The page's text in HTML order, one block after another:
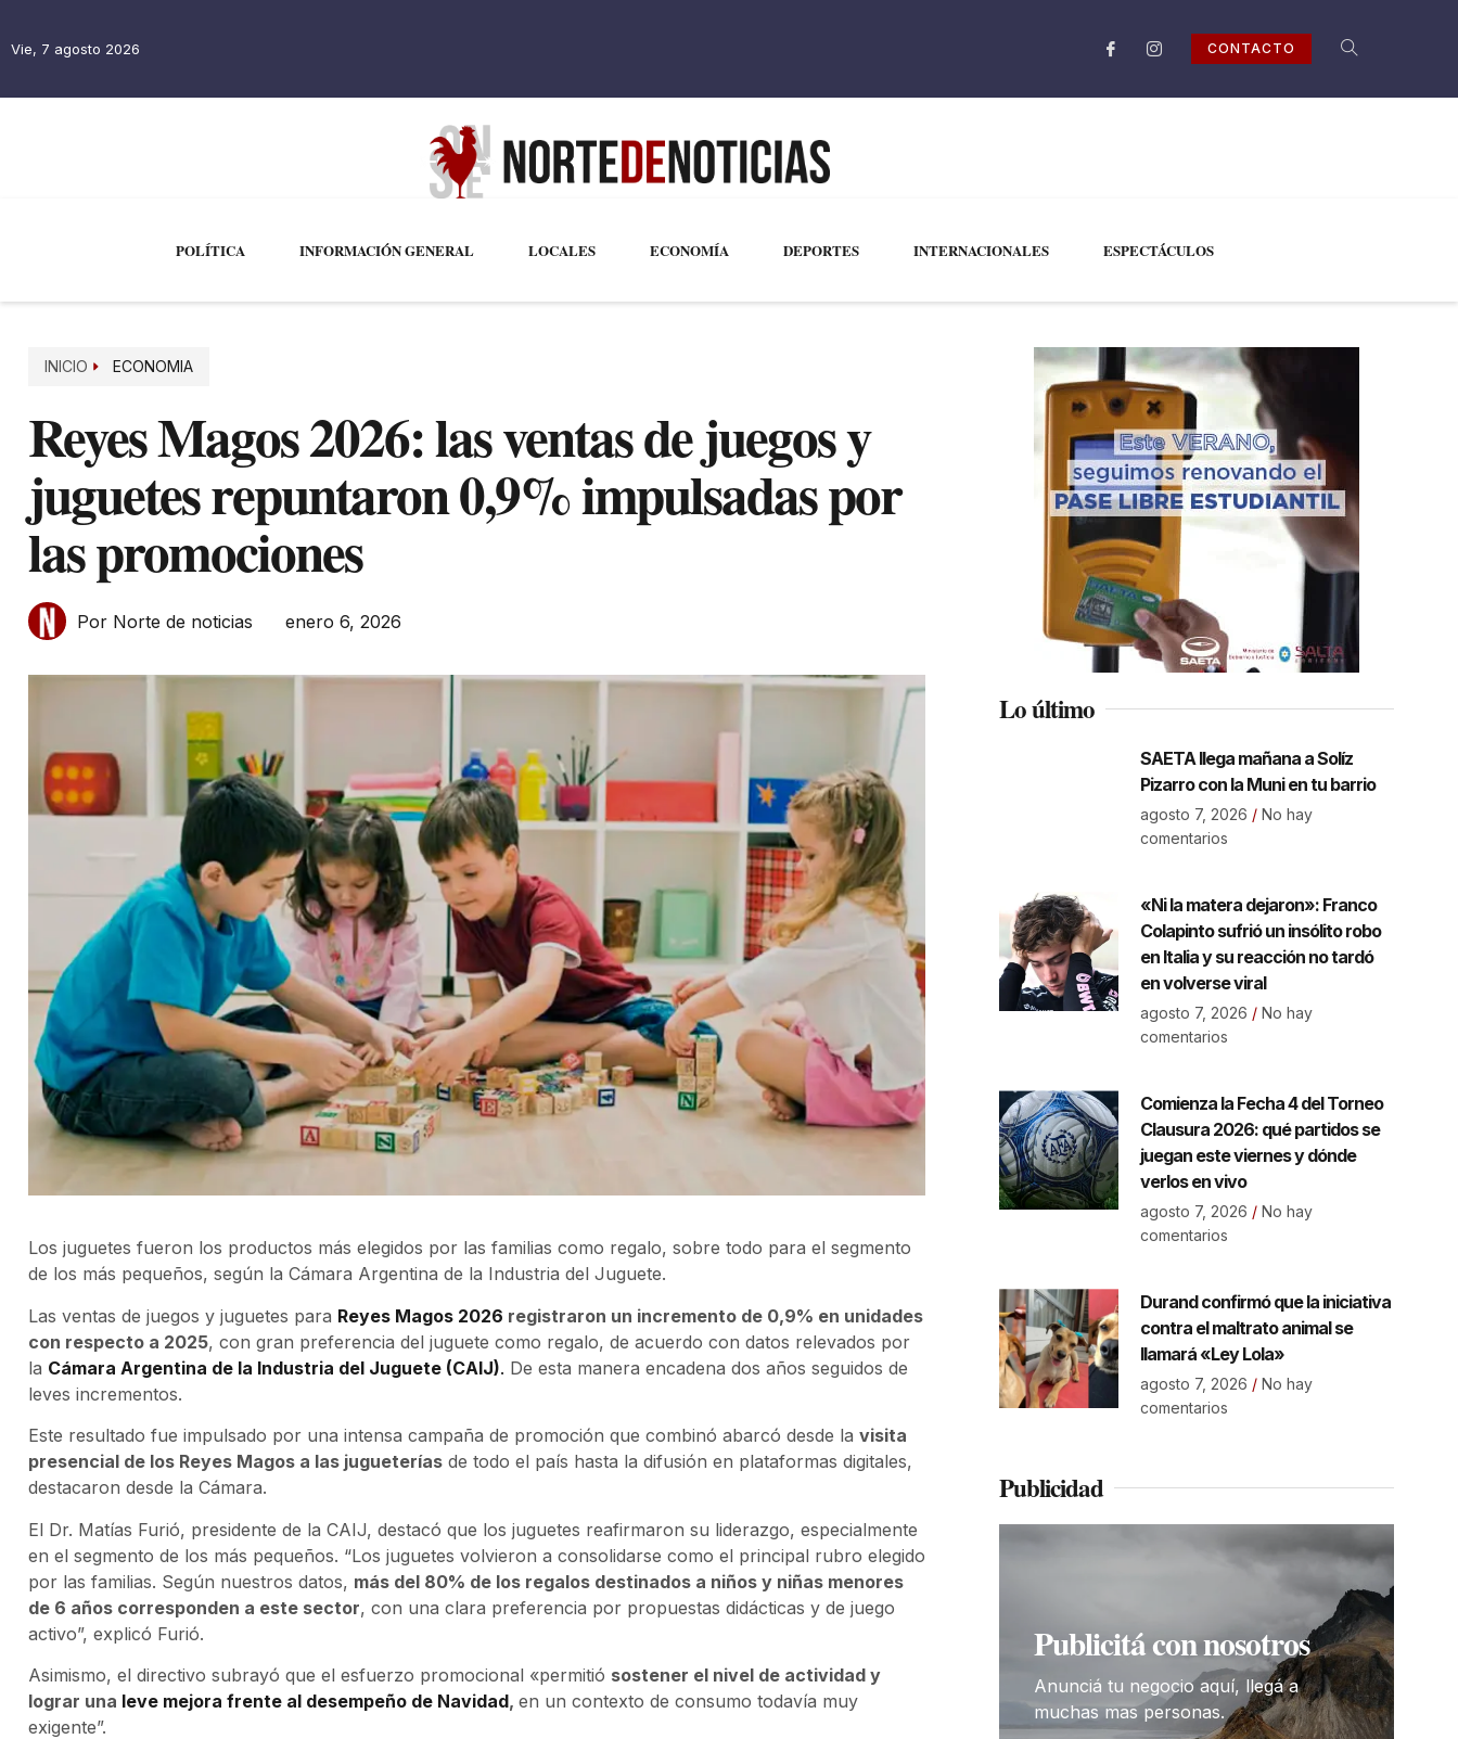
Vie, 7 agosto 2026 CONTACTO
POLÍTICA INFORMACIÓN GENERAL LOCALES ECONOMÍA DEPORTES INTERNACIONALES ESPECTÁCULOS
INICIO ECONOMIA
Reyes Magos 2026: las ventas de juegos y
juguetes repuntaron 0,9% impulsadas por
las promociones
Por Norte de noticias enero 6, 2026
Los juguetes fueron los productos más elegidos por las familias como regalo, sobre todo para el segmento
de los más pequeños, según la Cámara Argentina de la Industria del Juguete.
Las ventas de juegos y juguetes para Reyes Magos 2026 registraron un incremento de 0,9% en unidades
con respecto a 2025, con gran preferencia del juguete como regalo, de acuerdo con datos relevados por
la Cámara Argentina de la Industria del Juguete (CAIJ). De esta manera encadena dos años seguidos de
leves incrementos.
Este resultado fue impulsado por una intensa campaña de promoción que combinó abarcó desde la visita
presencial de los Reyes Magos a las jugueterías de todo el país hasta la difusión en plataformas digitales,
destacaron desde la Cámara.
El Dr. Matías Furió, presidente de la CAIJ, destacó que los juguetes reafirmaron su liderazgo, especialmente
en el segmento de los más pequeños. “Los juguetes volvieron a consolidarse como el principal rubro elegido
por las familias. Según nuestros datos, más del 80% de los regalos destinados a niños y niñas menores
de 6 años corresponden a este sector, con una clara preferencia por propuestas didácticas y de juego
activo”, explicó Furió.
Asimismo, el directivo subrayó que el esfuerzo promocional «permitió sostener el nivel de actividad y
lograr una leve mejora frente al desempeño de Navidad, en un contexto de consumo todavía muy
exigente”.
Lo último
SAETA llega mañana a Solíz
Pizarro con la Muni en tu barrio
agosto 7, 2026 No hay
comentarios
«Ni la matera dejaron»: Franco
Colapinto sufrió un insólito robo
en Italia y su reacción no tardó
en volverse viral
agosto 7, 2026 No hay
comentarios
Comienza la Fecha 4 del Torneo
Clausura 2026: qué partidos se
juegan este viernes y dónde
verlos en vivo
agosto 7, 2026 No hay
comentarios
Durand confirmó que la iniciativa
contra el maltrato animal se
llamará «Ley Lola»
agosto 7, 2026 No hay
comentarios
Publicidad
Publicitá con nosotros
Anunciá tu negocio aquí, llegá a
muchas mas personas.